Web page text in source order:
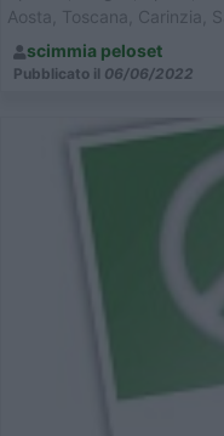
Aosta, Toscana, Carinzia,
Trier, Amsterdam,
scimmia peloset
Pubblicato il 06/06/2022